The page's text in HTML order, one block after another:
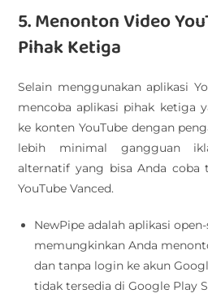
5. Menonton Video
Pihak Ketiga
Selain menggunakan aplikasi
mencoba aplikasi pihak ketiga
ke konten YouTube dengan
lebih minimal gangguan
alternatif yang bisa Anda coba
YouTube Vanced.
NewPipe adalah aplikasi
memungkinkan Anda
dan tanpa login ke akun
tidak tersedia di Google Play